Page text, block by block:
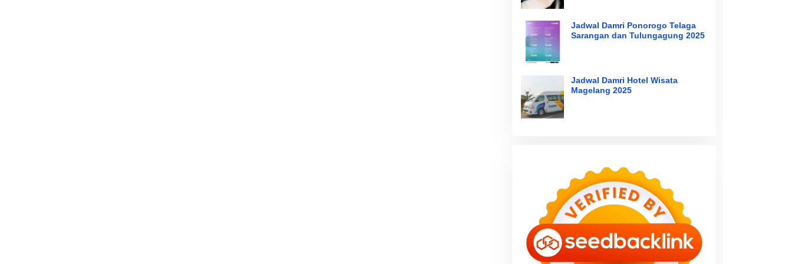
Jadwal Damri Ponorogo Telaga
Sarangan dan Tulungagung 2025
Jadwal Damri Hotel Wisata
Magelang 2025